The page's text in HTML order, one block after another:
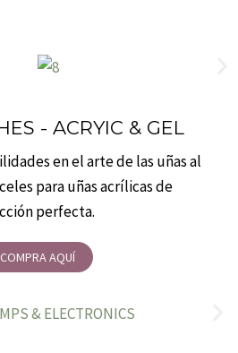
- ACRYIC & GEL
en el arte de las uñas al
para uñas acrílicas de
perfecta.
COMPRA AQUÍ